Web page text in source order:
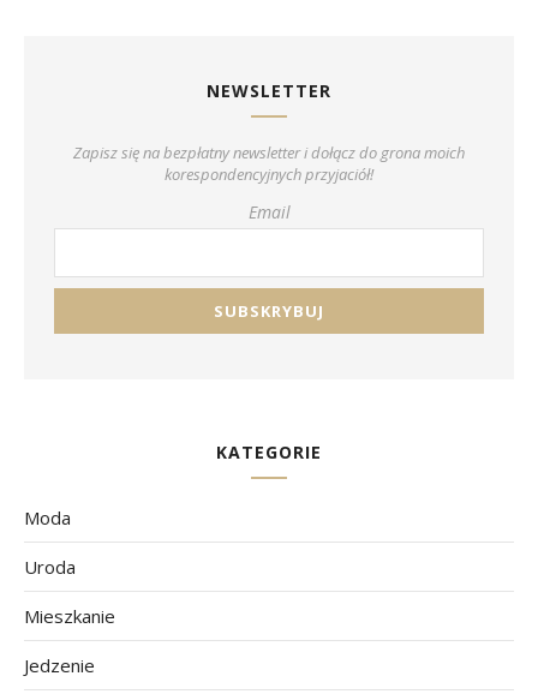
NEWSLETTER
Zapisz się na bezpłatny newsletter i dołącz do grona moich
korespondencyjnych przyjaciół!
Email
KATEGORIE
Moda
Uroda
Mieszkanie
Jedzenie